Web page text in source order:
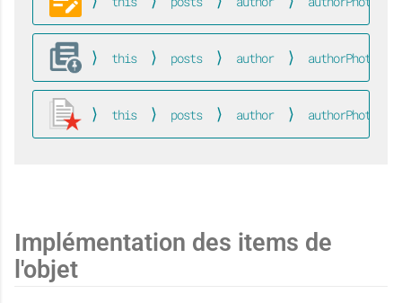
n
e
Blog
FeaturedPost
this posts author authorPhoto
PopularPosts
this posts author authorPhoto
Implémentation des items de
l'objet